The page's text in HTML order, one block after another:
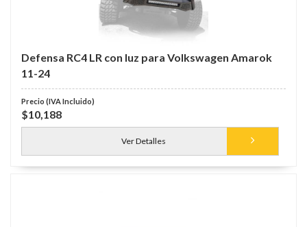
Defensa RC4 LR con luz para Volkswagen Amarok
11-24
$10,188
Ver Detalles